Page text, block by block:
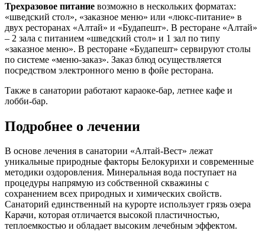
Трехразовое питание возможно в нескольких форматах:
«шведский стол», «заказное меню» или «люкс-питание» в
двух ресторанах «Алтай» и «Будапешт». В ресторане «Алтай»
– 2 зала с питанием «шведский стол» и 1 зал по типу
«заказное меню». В ресторане «Будапешт» сервируют столы
по системе «меню-заказ». Заказ блюд осуществляется
посредством электронного меню в фойе ресторана.
Также в санатории работают караоке-бар, летнее кафе и
лобби-бар.
Подробнее о лечении
В основе лечения в санатории «Алтай-Вест» лежат
уникальные природные факторы Белокурихи и современные
методики оздоровления. Минеральная вода поступает на
процедуры напрямую из собственной скважины с
сохранением всех природных и химических свойств.
Санаторий единственный на курорте использует грязь озера
Карачи, которая отличается высокой пластичностью,
теплоемкостью и обладает высоким лечебным эффектом.